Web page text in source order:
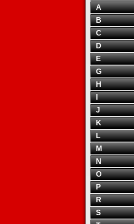
A
B
C
D
E
G
H
I
J
K
L
M
N
O
P
R
S